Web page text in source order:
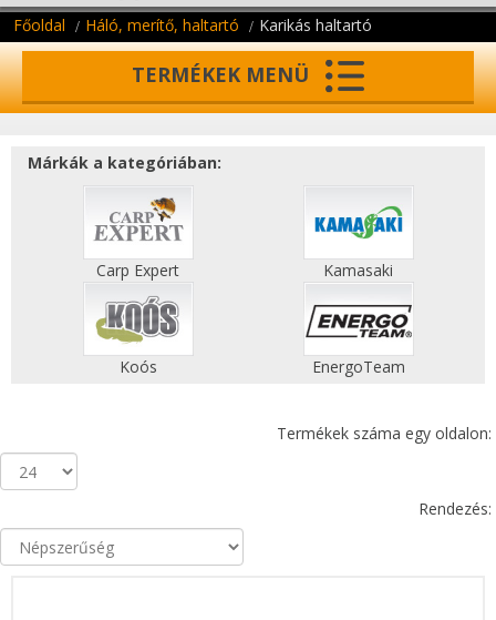
Főoldal Háló, merítő, haltartó Karikás haltartó
TERMÉKEK MENÜ
Márkák a kategóriában:
Carp Expert Kamasaki
Koós EnergoTeam
Termékek száma egy oldalon:
Rendezés: